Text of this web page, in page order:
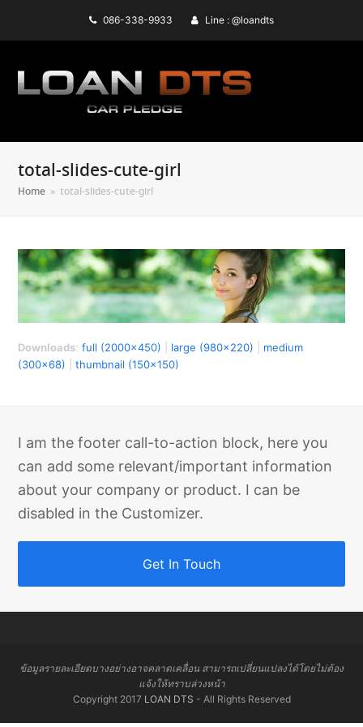
086-338-9933 Line : @loandts
total-slides-cute-girl
Home » total-slides-cute-girl
Downloads:full (2000x450) large (980x220)
medium
(300x68) |thumbnail (150x150)
I am the footer call-to-action block, here you
can add some relevant/important information
about your company or product. I can be
disabled in the Customizer.
Get In Touch
ข้อมูลรายละเอียดบางอย่างอาจคลาดเคลื่อน สามารถเปลี่ยนแปลงได้โดยไม่ต้อง
แจ้งให้ทราบล่วงหน้า
Copyright 2017 LOAN DTS - All Rights Reserved